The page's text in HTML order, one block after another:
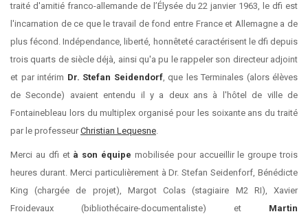
traité d'amitié franco-allemande de l’Élysée du 22 janvier 1963, le dfi est
l'incarnation de ce que le travail de fond entre France et Allemagne a de
plus fécond. Indépendance, liberté, honnêteté caractérisent le dfi depuis
trois quarts de siècle déjà, ainsi qu'a pu le rappeler son directeur adjoint
et par intérim Dr. Stefan Seidendorf, que les Terminales (alors élèves
de Seconde) avaient entendu il y a deux ans à l'hôtel de ville de
Fontainebleau lors du multiplex organisé pour les soixante ans du traité
par le professeurChristian Lequesne.
Merci au dfi et à son équipe mobilisée pour accueillir le groupe trois
heures durant. Merci particulièrement à Dr. Stefan Seidenforf, Bénédicte
King (chargée de projet), Margot Colas (stagiaire M2 RI), Xavier
Froidevaux (bibliothécaire-documentaliste) et Martin